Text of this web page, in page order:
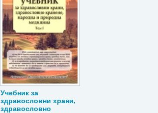
Учебник за
здравословни храни,
здравословно